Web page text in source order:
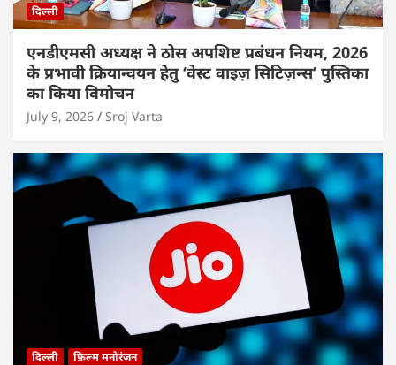
दिल्ली
एनडीएमसी अध्यक्ष ने ठोस अपशिष्ट प्रबंधन नियम, 2026
के प्रभावी क्रियान्वयन हेतु ‘वेस्ट वाइज़ सिटिज़न्स’ पुस्तिका
का किया विमोचन
July 9, 2026 Sroj Varta
दिल्ली फ़िल्म मनोरंजन